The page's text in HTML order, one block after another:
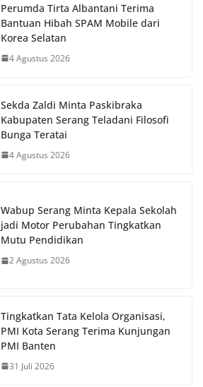
Perumda Tirta Albantani Terima
Bantuan Hibah SPAM Mobile dari
Korea Selatan
4 Agustus 2026
Sekda Zaldi Minta Paskibraka
Kabupaten Serang Teladani Filosofi
Bunga Teratai
4 Agustus 2026
Wabup Serang Minta Kepala Sekolah
jadi Motor Perubahan Tingkatkan
Mutu Pendidikan
2 Agustus 2026
Tingkatkan Tata Kelola Organisasi,
PMI Kota Serang Terima Kunjungan
PMI Banten
31 Juli 2026